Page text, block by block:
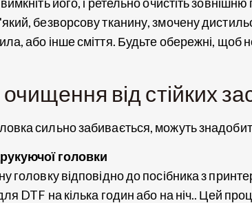
безворсову тканину, змочену
або інше сміття. Будьте обережні, щоб
від стійких
сильно забивається, можуть
головки
головку відповідно до посібника з
DTF на кілька годин або на ніч.. Цей